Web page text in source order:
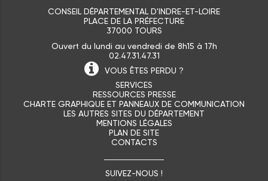
CONSEIL DÉPARTEMENTAL D'INDRE-ET-LOIRE
PLACE DE LA PRÉFECTURE
37000 TOURS
Ouvert du lundi au vendredi de 8h15 à 17h
02.47.31.47.31
VOUS ÊTES PERDU ?
SERVICES
RESSOURCES PRESSE
CHARTE GRAPHIQUE ET PANNEAUX DE COMMUNICATION
LES AUTRES SITES DU DÉPARTEMENT
MENTIONS LÉGALES
PLAN DE SITE
CONTACTS
SUIVEZ-NOUS !